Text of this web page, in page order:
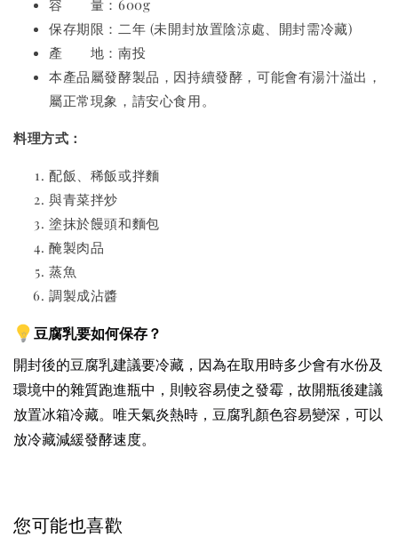
容 量：600g
保存期限：二年 (未開封放置陰涼處、開封需冷藏)
產 地：南投
本產品屬發酵製品，因持續發酵，可能會有湯汁溢出，
屬正常現象，請安心食用。
料理方式：
配飯、稀飯或拌麵
與青菜拌炒
塗抹於饅頭和麵包
醃製肉品
蒸魚
調製成沾醬
豆腐乳要如何保存？
開封後的豆腐乳建議要冷藏，因為在取用時多少會有水份及
環境中的雜質跑進瓶中，則較容易使之發霉，故開瓶後建議
放置冰箱冷藏。唯天氣炎熱時，豆腐乳顏色容易變深，可以
放冷藏減緩發酵速度。
您可能也喜歡